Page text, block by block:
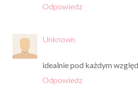
Odpowiedz
Unknown
idealnie pod każdym
Odpowiedz